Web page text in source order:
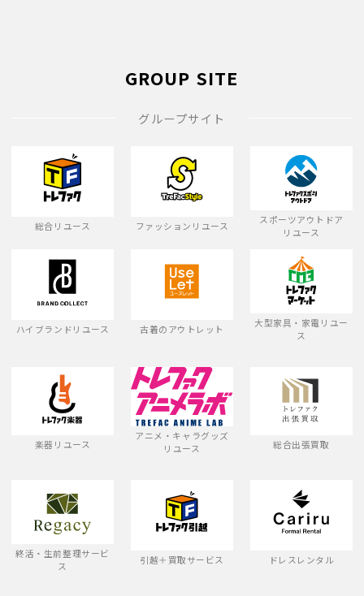
GROUP SITE
グループサイト
総合リユース ファッションリユース
スポーツアウトドア
リユース
ハイブランドリユース 古着のアウトレット
大型家具・家電リユー
ス
楽器リユース
アニメ・キャラグッズ
リユース
総合出張買取
終活・生前整理サービ
ス
引越＋買取サービス ドレスレンタル